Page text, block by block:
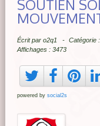
SOUTIEN
Écrit par o2q1 Catégorie :
Affichages : 3473
powered by social2s